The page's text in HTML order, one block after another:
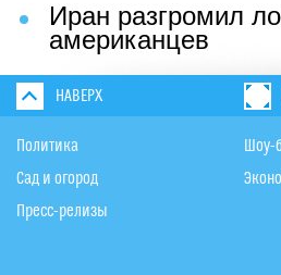
Иран разгромил
американцев
НАВЕРХ
Политика
Сад и огород
Пресс-релизы
Шоу-